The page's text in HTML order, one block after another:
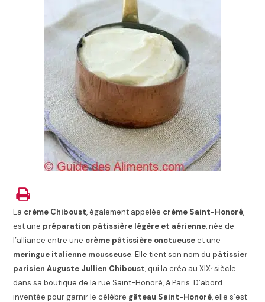
La crème Chiboust, également appelée crème Saint-Honoré,
est une préparation pâtissière légère et aérienne, née de
l’alliance entre une crème pâtissière onctueuseet une
meringue italienne mousseuse. Elle tient son nom du pâtissier
parisien Auguste Jullien Chiboust, qui la créa au XIXᵉ siècle
dans sa boutique de la rue Saint-Honoré, à Paris. D’abord
inventée pour garnir le célèbre gâteau Saint-Honoré, elle s’est